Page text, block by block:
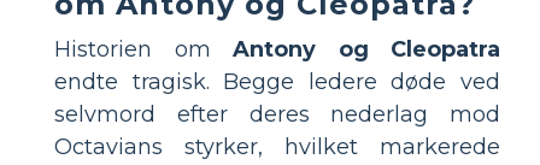
Historien om Antony og Cleopatra
endte tragisk. Begge ledere døde ved
selvmord efter deres nederlag mod
Octavians styrker, hvilket markerede